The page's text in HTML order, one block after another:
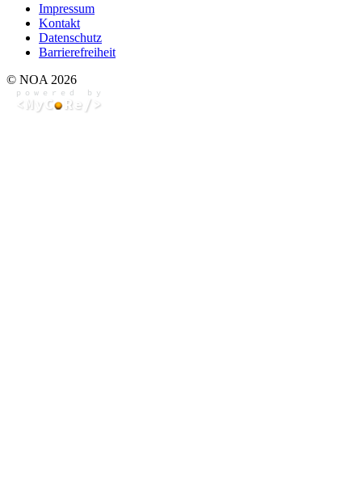
Impressum
Kontakt
Datenschutz
Barrierefreiheit
© NOA 2026